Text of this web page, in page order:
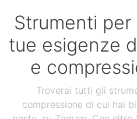
Strumenti
tue esigenze
e
Troverai tutti gli
compressione di cui hai